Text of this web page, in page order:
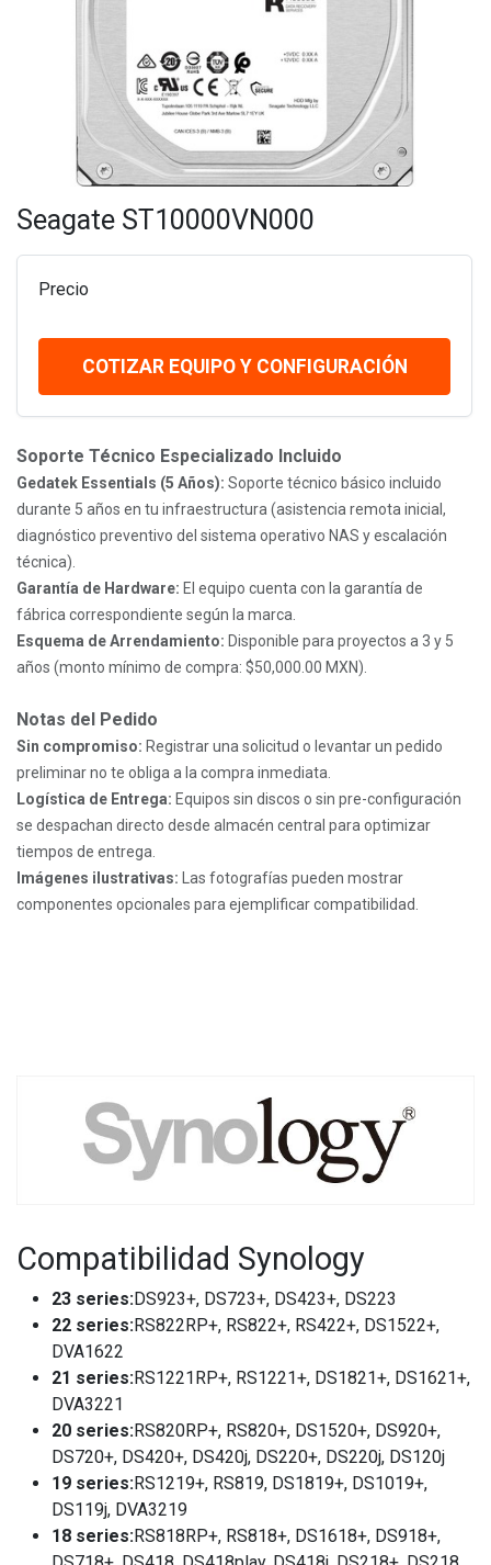
Seagate ST10000VN000
Precio
COTIZAR EQUIPO Y CONFIGURACIÓN
Soporte Técnico Especializado Incluido
Gedatek Essentials (5 Años): Soporte técnico básico incluido
durante 5 años en tu infraestructura (asistencia remota inicial,
diagnóstico preventivo del sistema operativo NAS y escalación
técnica).
Garantía de Hardware: El equipo cuenta con la garantía de
fábrica correspondiente según la marca.
Esquema de Arrendamiento: Disponible para proyectos a 3 y 5
años (monto mínimo de compra: $50,000.00 MXN).
Notas del Pedido
Sin compromiso: Registrar una solicitud o levantar un pedido
preliminar no te obliga a la compra inmediata.
Logística de Entrega: Equipos sin discos o sin pre-configuración
se despachan directo desde almacén central para optimizar
tiempos de entrega.
Imágenes ilustrativas: Las fotografías pueden mostrar
componentes opcionales para ejemplificar compatibilidad.
Compatibilidad Synology
23 series:DS923+, DS723+, DS423+, DS223
22 series:RS822RP+, RS822+, RS422+, DS1522+,
DVA1622
21 series:RS1221RP+, RS1221+, DS1821+, DS1621+,
DVA3221
20 series:RS820RP+, RS820+, DS1520+, DS920+,
DS720+, DS420+, DS420j, DS220+, DS220j, DS120j
19 series:RS1219+, RS819, DS1819+, DS1019+,
DS119j, DVA3219
18 series:RS818RP+, RS818+, DS1618+, DS918+,